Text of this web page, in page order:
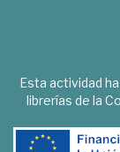
Esta actividad
librerías de la